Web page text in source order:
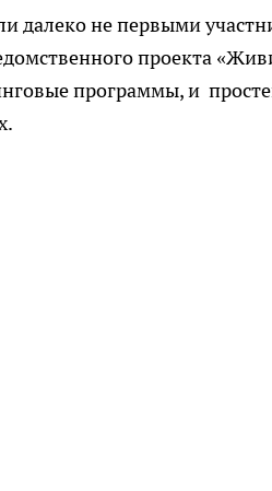
далеко не первыми
проекта
программы, и